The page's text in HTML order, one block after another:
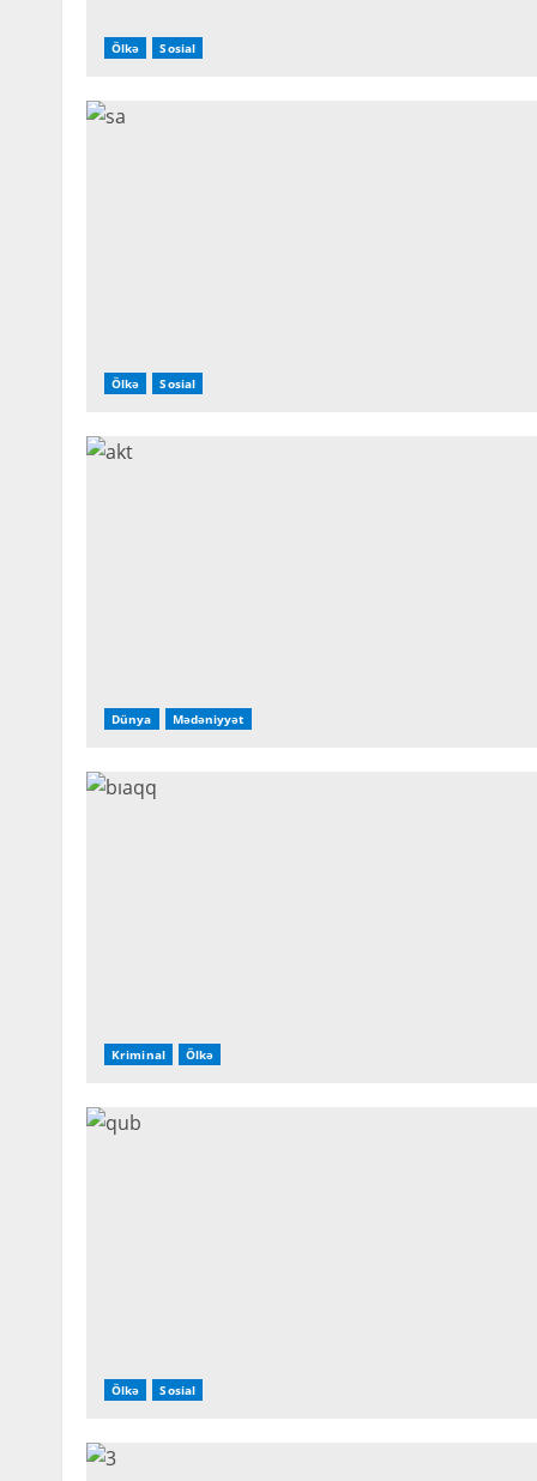
Ölkə Sosial
Ölkə Sosial
Dünya Mədəniyyət
Kriminal Ölkə
Ölkə Sosial